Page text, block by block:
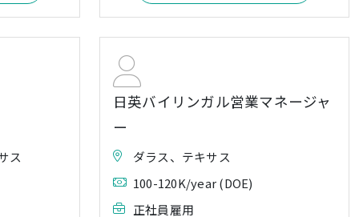
ス
日英バイリンガル営業マネージャ
ー
ダラス、テキサス
100-120K/year (DOE)
正社員雇用